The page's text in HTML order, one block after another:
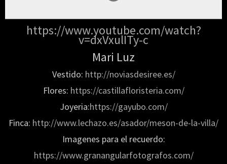
https://www.youtube.com/watch?
v=dxVxulITy-c
Mari Luz
Vestido: http://noviasdesiree.es/
Flores: https://castillafloristeria.com/
Joyeria:https://gayubo.com/
Finca: http://www.lechazo.es/asador/meson-de-la-villa/
Imagenes para el recuerdo:
https://www.granangularfotografos.com/